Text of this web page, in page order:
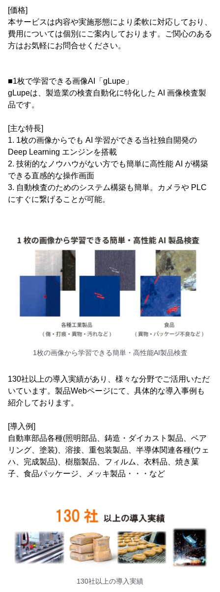
[価格]
本サービスは内容や実施形態により柔軟に対応しており、
費用については個別にご案内しております。ご関心のある
方はお気軽にお問合せください。
■1枚で学習できる画像AI「gLupe」
gLupeは、製造業の検査自動化に特化した AI 画像検査製
品です。
[主な特長]
1. 1枚の画像からでも AI 学習ができる当社独自開発の
Deep Learning エンジンを搭載
2. 技術的なノウハウがない方でも簡単に高性能 AI が構築
できる直感的な操作画面
3. 自動検査のためのシステム構築も簡単。カメラや PLC
にすぐに繋げることが可能。
1枚の画像から学習できる簡単・高性能AI製品検査
130社以上の導入実績があり、様々な分野でご活用いただ
いています。製品Webページにて、具体的な導入事例も
紹介しております。
[導入例]
自動車部品各種(照明部品、鋳造・ダイカスト製品、ベア
リング、塗装)、溶接、重包装製品、半導体関連各種(ウェ
ハ、完成製品)、樹脂製品、フィルム、衣料品、焼き菓
子、食品パッケージ、メッキ製品・・・など
130社以上の導入実績